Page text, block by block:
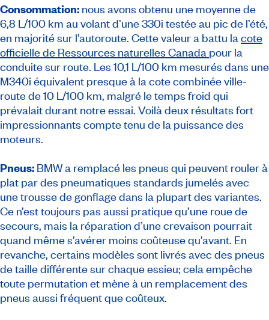
Consommation: nous avons obtenu une moyenne de
6,8 L/100 km au volant d’une 330i testée au pic de l’été,
en majorité sur l’autoroute. Cette valeur a battu la cote
officielle de Ressources naturelles Canada pour la
conduite sur route. Les 10,1 L/100 km mesurés dans une
M340i équivalent presque à la cote combinée ville-
route de 10 L/100 km, malgré le temps froid qui
prévalait durant notre essai. Voilà deux résultats fort
impressionnants compte tenu de la puissance des
moteurs.
Pneus: BMW a remplacé les pneus qui peuvent rouler à
plat par des pneumatiques standards jumelés avec
une trousse de gonflage dans la plupart des variantes.
Ce n’est toujours pas aussi pratique qu’une roue de
secours, mais la réparation d’une crevaison pourrait
quand même s’avérer moins coûteuse qu’avant. En
revanche, certains modèles sont livrés avec des pneus
de taille différente sur chaque essieu; cela empêche
toute permutation et mène à un remplacement des
pneus aussi fréquent que coûteux.